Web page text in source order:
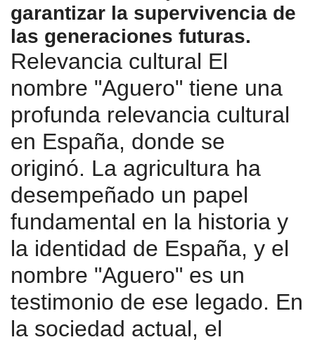
garantizar la supervivencia de
las generaciones futuras.
Relevancia cultural El
nombre "Aguero" tiene una
profunda relevancia cultural
en España, donde se
originó. La agricultura ha
desempeñado un papel
fundamental en la historia y
la identidad de España, y el
nombre "Aguero" es un
testimonio de ese legado. En
la sociedad actual, el